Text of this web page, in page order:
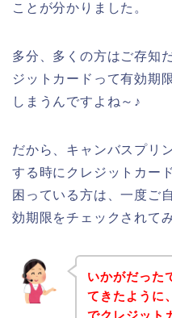
ことが分かりました。
多分、多くの方はご存知
ジットカードって有効期
しまうんですよね～♪
だから、キャンバスプリ
する時にクレジットカー
困っている方は、一度ご
効期限をチェックされて
いかがだった
てきたように
でクレジット